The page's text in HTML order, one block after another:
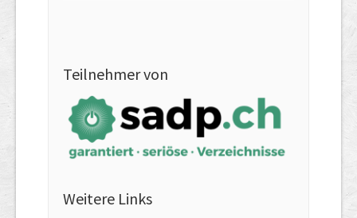
Teilnehmer von
Weitere Links